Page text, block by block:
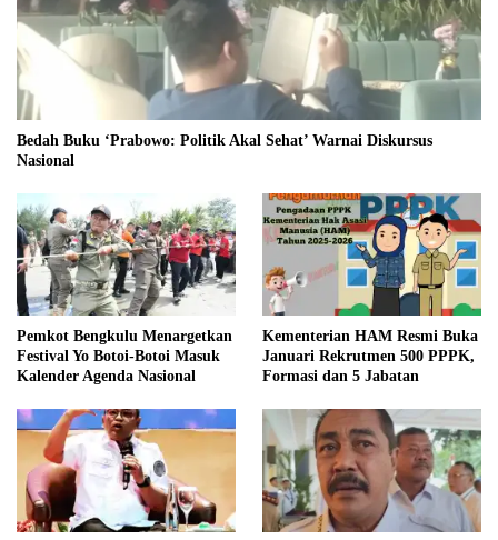
Bedah Buku ‘Prabowo: Politik Akal Sehat’ Warnai Diskursus
Nasional
Pemkot Bengkulu Menargetkan
Festival Yo Botoi-Botoi Masuk
Kalender Agenda Nasional
Kementerian HAM Resmi Buka
Januari Rekrutmen 500 PPPK,
Formasi dan 5 Jabatan